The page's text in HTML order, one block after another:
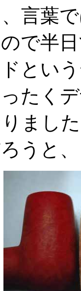
言葉
で半
とい
たく
まし
うと